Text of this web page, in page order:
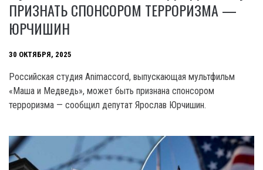
ПРИЗНАТЬ СПОНСОРОМ ТЕРРОРИЗМА —
ЮРЧИШИН
30 ОКТЯБРЯ, 2025
Российская студия Animaccord, выпускающая мультфильм
«Маша и Медведь», может быть признана спонсором
терроризма — сообщил депутат Ярослав Юрчишин.